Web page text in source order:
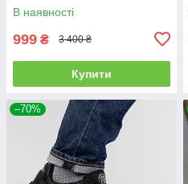
В наявності
999 ₴ 3 400 ₴
Купити
–70%